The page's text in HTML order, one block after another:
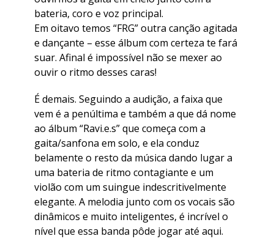
bateria, coro e voz principal.
Em oitavo temos “FRG” outra canção agitada
e dançante – esse álbum com certeza te fará
suar. Afinal é impossível não se mexer ao
ouvir o ritmo desses caras!
É demais. Seguindo a audição, a faixa que
vem é a penúltima e também a que dá nome
ao álbum “Ravi.e.s” que começa com a
gaita/sanfona em solo, e ela conduz
belamente o resto da música dando lugar a
uma bateria de ritmo contagiante e um
violão com um suingue indescritivelmente
elegante. A melodia junto com os vocais são
dinâmicos e muito inteligentes, é incrível o
nível que essa banda pôde jogar até aqui.